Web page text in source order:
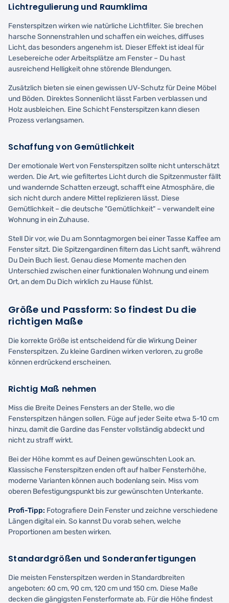
Lichtregulierung und Raumklima
Fensterspitzen wirken wie natürliche Lichtfilter. Sie brechen
harsche Sonnenstrahlen und schaffen ein weiches, diffuses
Licht, das besonders angenehm ist. Dieser Effekt ist ideal für
Lesebereiche oder Arbeitsplätze am Fenster – Du hast
ausreichend Helligkeit ohne störende Blendungen.
Zusätzlich bieten sie einen gewissen UV-Schutz für Deine Möbel
und Böden. Direktes Sonnenlicht lässt Farben verblassen und
Holz ausbleichen. Eine Schicht Fensterspitzen kann diesen
Prozess verlangsamen.
Schaffung von Gemütlichkeit
Der emotionale Wert von Fensterspitzen sollte nicht unterschätzt
werden. Die Art, wie gefiltertes Licht durch die Spitzenmuster fällt
und wandernde Schatten erzeugt, schafft eine Atmosphäre, die
sich nicht durch andere Mittel replizieren lässt. Diese
Gemütlichkeit – die deutsche "Gemütlichkeit" – verwandelt eine
Wohnung in ein Zuhause.
Stell Dir vor, wie Du am Sonntagmorgen bei einer Tasse Kaffee am
Fenster sitzt. Die Spitzengardinen filtern das Licht sanft, während
Du Dein Buch liest. Genau diese Momente machen den
Unterschied zwischen einer funktionalen Wohnung und einem
Ort, an dem Du Dich wirklich zu Hause fühlst.
Größe und Passform: So findest Du die
richtigen Maße
Die korrekte Größe ist entscheidend für die Wirkung Deiner
Fensterspitzen. Zu kleine Gardinen wirken verloren, zu große
können erdrückend erscheinen.
Richtig Maß nehmen
Miss die Breite Deines Fensters an der Stelle, wo die
Fensterspitzen hängen sollen. Füge auf jeder Seite etwa 5-10 cm
hinzu, damit die Gardine das Fenster vollständig abdeckt und
nicht zu straff wirkt.
Bei der Höhe kommt es auf Deinen gewünschten Look an.
Klassische Fensterspitzen enden oft auf halber Fensterhöhe,
moderne Varianten können auch bodenlang sein. Miss vom
oberen Befestigungspunkt bis zur gewünschten Unterkante.
Profi-Tipp: Fotografiere Dein Fenster und zeichne verschiedene
Längen digital ein. So kannst Du vorab sehen, welche
Proportionen am besten wirken.
Standardgrößen und Sonderanfertigungen
Die meisten Fensterspitzen werden in Standardbreiten
angeboten: 60 cm, 90 cm, 120 cm und 150 cm. Diese Maße
decken die gängigsten Fensterformate ab. Für die Höhe findest